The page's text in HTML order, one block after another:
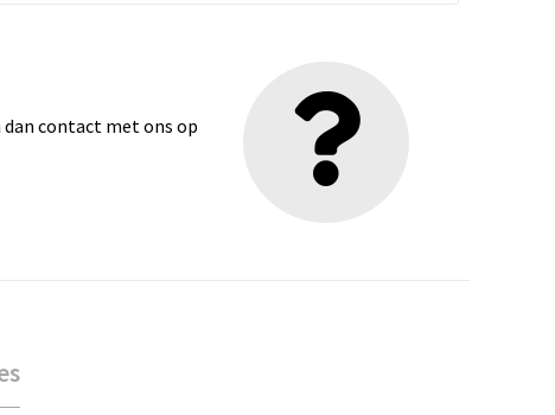
contact met ons op